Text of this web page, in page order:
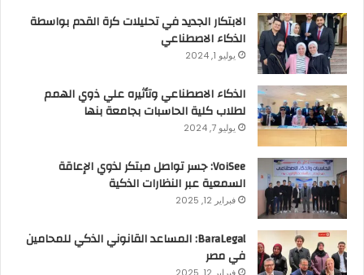
الابتكار الجديد في تحليلات كرة القدم بواسطة
الذكاء الاصطناعي
يوليو 1, 2024
الذكاء الاصطناعي وتأثيره علي ذوي الهمم
لطلاب كلية الحاسبات بجامعة بنها
يوليو 7, 2024
VoiSee: جسر تواصل مبتكر لذوي الإعاقة
السمعية عبر النظارات الذكية
فبراير 12, 2025
BaraLegal: المساعد القانوني الذكي للمحامين
في مصر